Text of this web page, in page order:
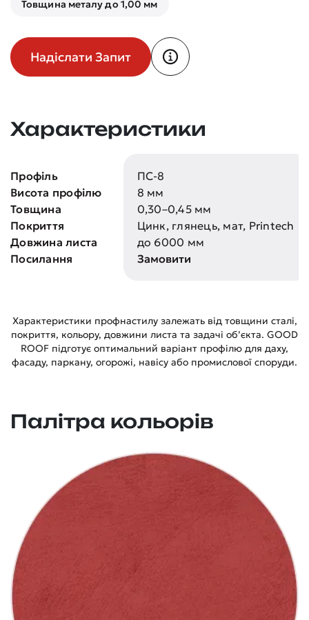
Товщина металу до 1,00 мм
Надіслати Запит
Характеристики
Профіль
Висота профілю
Товщина
Покриття
Довжина листа
Посилання
ПС-8
8 мм
0,30–0,45 мм
Цинк, глянець, мат, Printech
до 6000 мм
Замовити
Характеристики профнастилу залежать від товщини сталі,
покриття, кольору, довжини листа та задачі об’єкта. GOOD
ROOF підготує оптимальний варіант профілю для даху,
фасаду, паркану, огорожі, навісу або промислової споруди.
Палітра кольорів